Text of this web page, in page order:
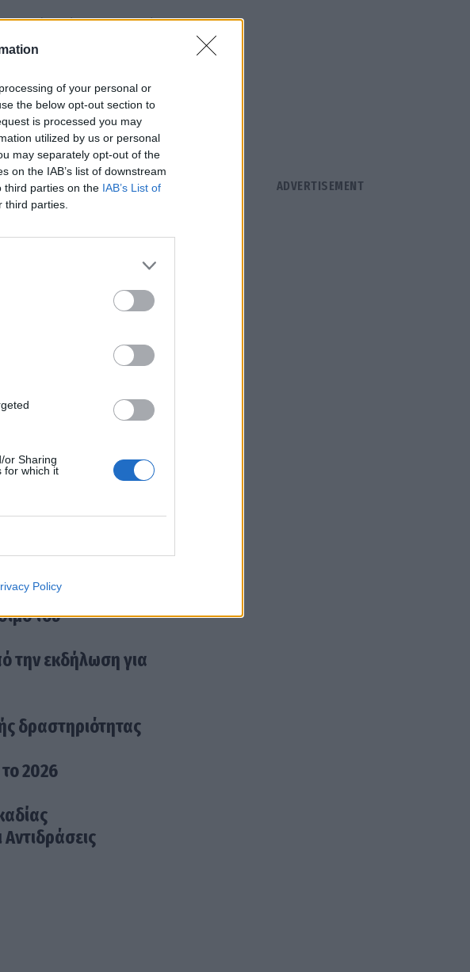
of your personal or
the below opt-out section to
is processed you may
utilized by us or personal
may separately opt-out of the
on the IAB’s list of downstream
third parties on the IAB’s List of
parties.
or Sharing
for which it
Policy
ένα «αντι-ψήφισμα»
τους πολίτες της
συρρίκνωση βασικών
του
την εκδήλωση για
δραστηριότητας
2026